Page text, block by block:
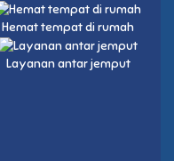
Hemat tempat di rumah
Layanan antar jemput